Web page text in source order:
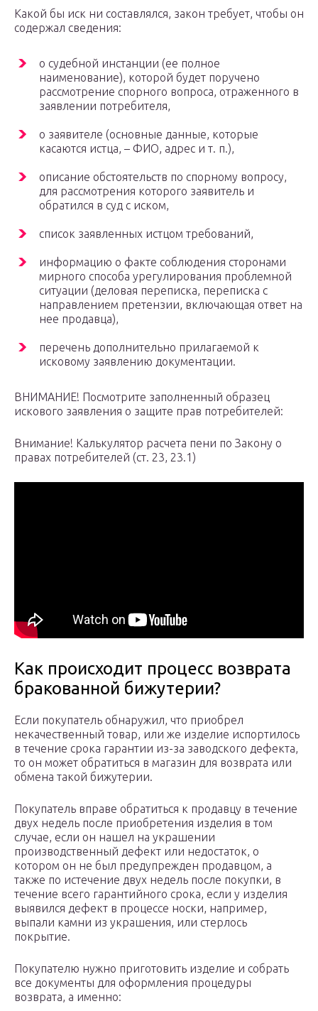
Какой бы иск ни составлялся, закон требует, чтобы он
содержал сведения:
о судебной инстанции (ее полное
наименование), которой будет поручено
рассмотрение спорного вопроса, отраженного в
заявлении потребителя,
о заявителе (основные данные, которые
касаются истца, – ФИО, адрес и т. п.),
описание обстоятельств по спорному вопросу,
для рассмотрения которого заявитель и
обратился в суд с иском,
список заявленных истцом требований,
информацию о факте соблюдения сторонами
мирного способа урегулирования проблемной
ситуации (деловая переписка, переписка с
направлением претензии, включающая ответ на
нее продавца),
перечень дополнительно прилагаемой к
исковому заявлению документации.
ВНИМАНИЕ! Посмотрите заполненный образец
искового заявления о защите прав потребителей:
Внимание! Калькулятор расчета пени по Закону о
правах потребителей (ст. 23, 23.1)
Как происходит процесс возврата
бракованной бижутерии?
Если покупатель обнаружил, что приобрел
некачественный товар, или же изделие испортилось
в течение срока гарантии из-за заводского дефекта,
то он может обратиться в магазин для возврата или
обмена такой бижутерии.
Покупатель вправе обратиться к продавцу в течение
двух недель после приобретения изделия в том
случае, если он нашел на украшении
производственный дефект или недостаток, о
котором он не был предупрежден продавцом, а
также по истечение двух недель после покупки, в
течение всего гарантийного срока, если у изделия
выявился дефект в процессе носки, например,
выпали камни из украшения, или стерлось
покрытие.
Покупателю нужно приготовить изделие и собрать
все документы для оформления процедуры
возврата, а именно: